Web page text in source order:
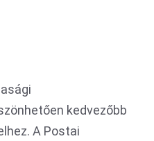
kedvezőbb
A Postai